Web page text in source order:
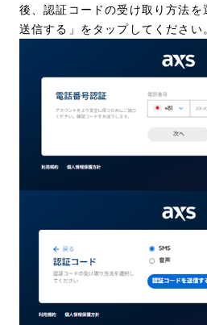
後、認証コードの受け取り方法
送信する」をタップしてください